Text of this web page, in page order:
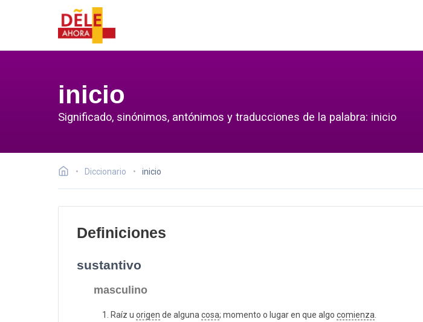
inicio
Significado, sinónimos, antónimos y traducciones de la palabra: inicio
Diccionario inicio
Definiciones
sustantivo
masculino
Raíz u origen de algunacosa; momento o lugar en que algo comienza.